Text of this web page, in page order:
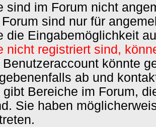
sind im Forum nicht
sind nur für
die Eingabemöglichkeit
nicht registriert sind,
Benutzeraccount könnte
ab und
gibt Bereiche im Forum,
Sie haben